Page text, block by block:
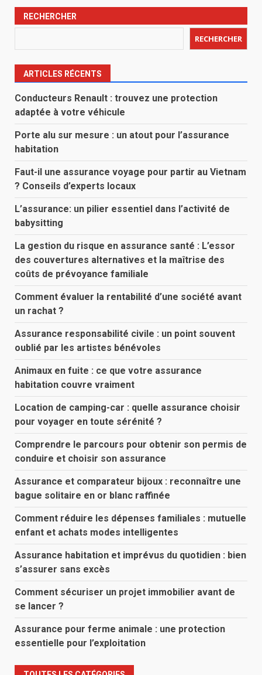
RECHERCHER
RECHERCHER
ARTICLES RÉCENTS
Conducteurs Renault : trouvez une protection
adaptée à votre véhicule
Porte alu sur mesure : un atout pour l’assurance
habitation
Faut-il une assurance voyage pour partir au Vietnam
? Conseils d’experts locaux
L’assurance: un pilier essentiel dans l’activité de
babysitting
La gestion du risque en assurance santé : L’essor
des couvertures alternatives et la maîtrise des
coûts de prévoyance familiale
Comment évaluer la rentabilité d’une société avant
un rachat ?
Assurance responsabilité civile : un point souvent
oublié par les artistes bénévoles
Animaux en fuite : ce que votre assurance
habitation couvre vraiment
Location de camping-car : quelle assurance choisir
pour voyager en toute sérénité ?
Comprendre le parcours pour obtenir son permis de
conduire et choisir son assurance
Assurance et comparateur bijoux : reconnaître une
bague solitaire en or blanc raffinée
Comment réduire les dépenses familiales : mutuelle
enfant et achats modes intelligentes
Assurance habitation et imprévus du quotidien : bien
s’assurer sans excès
Comment sécuriser un projet immobilier avant de
se lancer ?
Assurance pour ferme animale : une protection
essentielle pour l’exploitation